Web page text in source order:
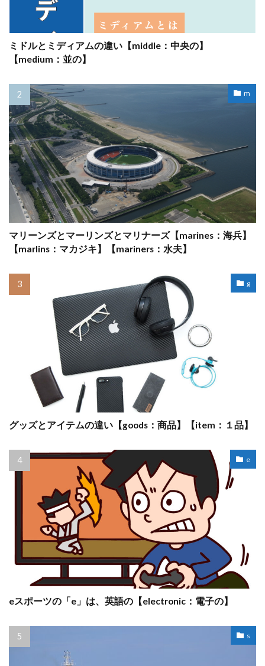
ミドルとミディアムの違い【middle：中央の】
【medium：並の】
m
マリーンズとマーリンズとマリナーズ【marines：海兵】
【marlins：マカジキ】【mariners：水夫】
g
グッズとアイテムの違い【goods：商品】【item：１品】
e
eスポーツの「e」は、英語の【electronic：電子の】
s